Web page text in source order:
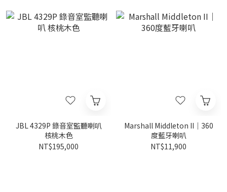
JBL 4329P 錄音室監聽喇叭
核桃木色
NT$195,000
Marshall Middleton II｜360
度藍牙喇叭
NT$11,900